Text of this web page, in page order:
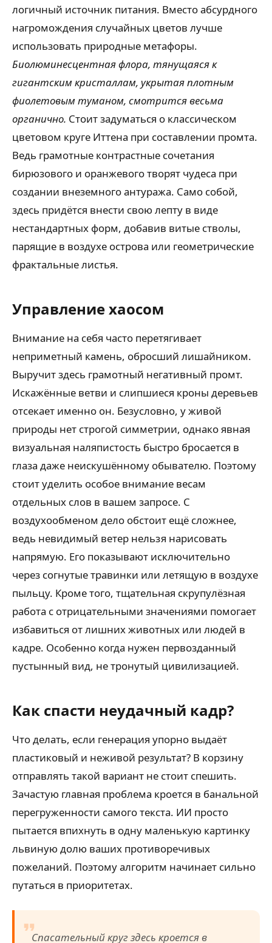
логичный источник питания. Вместо абсурдного
нагромождения случайных цветов лучше
использовать природные метафоры.
Биолюминесцентная флора, тянущаяся к
гигантским кристаллам, укрытая плотным
фиолетовым туманом, смотрится весьма
органично. Стоит задуматься о классическом
цветовом круге Иттена при составлении промта.
Ведь грамотные контрастные сочетания
бирюзового и оранжевого творят чудеса при
создании внеземного антуража. Само собой,
здесь придётся внести свою лепту в виде
нестандартных форм, добавив витые стволы,
парящие в воздухе острова или геометрические
фрактальные листья.
Управление хаосом
Внимание на себя часто перетягивает
неприметный камень, обросший лишайником.
Выручит здесь грамотный негативный промт.
Искажённые ветви и слипшиеся кроны деревьев
отсекает именно он. Безусловно, у живой
природы нет строгой симметрии, однако явная
визуальная наляпистость быстро бросается в
глаза даже неискушённому обывателю. Поэтому
стоит уделить особое внимание весам
отдельных слов в вашем запросе. С
воздухообменом дело обстоит ещё сложнее,
ведь невидимый ветер нельзя нарисовать
напрямую. Его показывают исключительно
через согнутые травинки или летящую в воздухе
пыльцу. Кроме того, тщательная скрупулёзная
работа с отрицательными значениями помогает
избавиться от лишних животных или людей в
кадре. Особенно когда нужен первозданный
пустынный вид, не тронутый цивилизацией.
Как спасти неудачный кадр?
Что делать, если генерация упорно выдаёт
пластиковый и неживой результат? В корзину
отправлять такой вариант не стоит спешить.
Зачастую главная проблема кроется в банальной
перегруженности самого текста. ИИ просто
пытается впихнуть в одну маленькую картинку
львиную долю ваших противоречивых
пожеланий. Поэтому алгоритм начинает сильно
путаться в приоритетах.
Спасательный круг здесь кроется в